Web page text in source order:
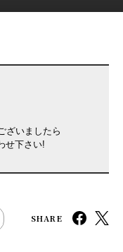
ざいましたら
せ下さい!
SHARE